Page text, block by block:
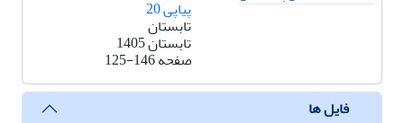
پیاپی 20
تابستان
تابستان 1405
صفحه125-146
فایل ها